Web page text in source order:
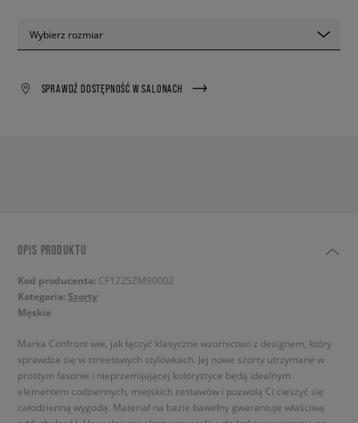
Wybierz rozmiar
SPRAWDŹ DOSTĘPNOŚĆ W SALONACH
OPIS PRODUKTU
Kod producenta: CF122SZM90002
Kategoria: Szorty
Męskie
Marka Confront wie, jak łączyć klasyczne wzornictwo z designem, który
sprawdza się w streetowych stylówkach. Jej nowe szorty utrzymane w
prostym fasonie i nieprzemijającej kolorystyce będą idealnym
elementem codziennych, miejskich zestawów i pozwolą Ci cieszyć się
całodzienną wygodą. Materiał na bazie bawełny gwarantuje właściwą